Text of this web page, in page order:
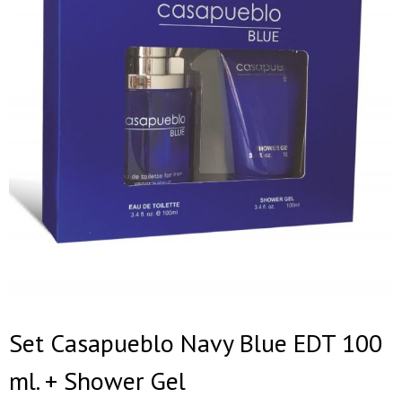
Set Casapueblo Navy Blue EDT 100
ml. + Shower Gel